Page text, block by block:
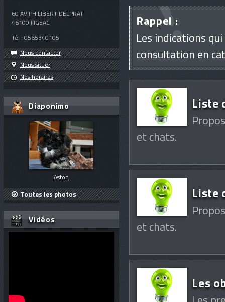
60 AV PHILIBERT DELPRAT
46100 FIGEAC
Tél : 0565340105
Nous contacter
Nous situer
Nos horaires
Diaponimo
Aston
Toutes les photos
Vidéos
Rappel :
Les indications
consultation en
Liste
et chats.
Liste
et chats.
Les